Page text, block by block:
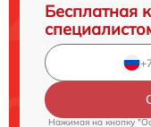
Бесплатная
Нажимая на кнопку